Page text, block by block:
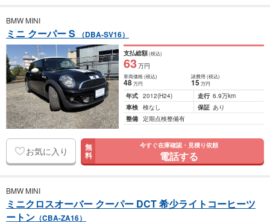
BMW MINI
ミニ クーパー S （DBA-SV16）
支払総額(税込)
63万円
車両価格(税込)
48万円
諸費用 (税込)
15 万円
年式 2012(H24) 走行 6.9万km
車検 検なし 保証 あり
整備 定期点検整備有
お気に入り 無
料
今すぐ在庫確認・見積り依頼
電話する
BMW MINI
ミニクロスオーバー クーパー DCT 希少ライトコーヒーツ
ートン （CBA-ZA16）